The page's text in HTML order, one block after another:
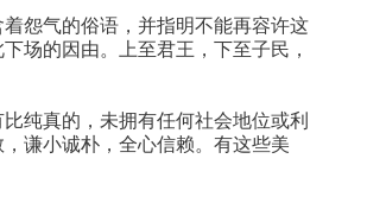
怨气的俗语，并指明不能再容许这
场的因由。上至君王，下至子民，
纯真的，未拥有任何社会地位或利
谦小诚朴，全心信赖。有这些美